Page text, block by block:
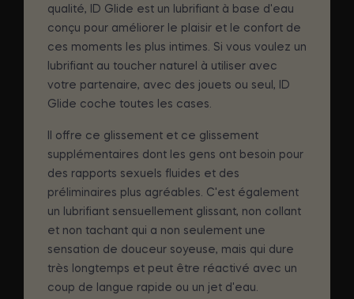
qualité, ID Glide est un lubrifiant à base d'eau
conçu pour améliorer le plaisir et le confort de
ces moments les plus intimes. Si vous voulez un
lubrifiant au toucher naturel à utiliser avec
votre partenaire, avec des jouets ou seul, ID
Glide coche toutes les cases.
Il offre ce glissement et ce glissement
supplémentaires dont les gens ont besoin pour
des rapports sexuels fluides et des
préliminaires plus agréables. C'est également
un lubrifiant sensuellement glissant, non collant
et non tachant qui a non seulement une
sensation de douceur soyeuse, mais qui dure
très longtemps et peut être réactivé avec un
coup de langue rapide ou un jet d'eau.